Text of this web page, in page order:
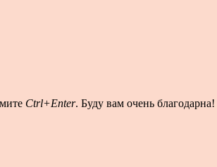
Ctrl+Enter. Буду вам очень благодарна!